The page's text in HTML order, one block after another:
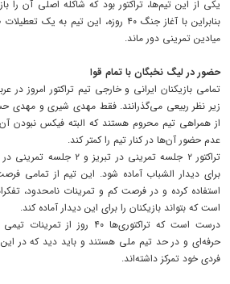
یکی از این تیم‌ها، تراکتور بود که شاکله اصلی آن
میادین تمرینی دور ماند.
حضور در لیگ نخبگان با تمام قوا
تمامی بازیکنان ایرانی و خارجی تیم تراکتور امروز در
زیر نظر ربیعی می‌گذرانند. فقط مهدی شیری و مهدی
از همراهی تیم محروم هستند که البته فیکس نبودن
عدم حضور آن‌ها در کنار تیم را کمتر کند.
تراکتور ۲ جلسه تمرینی در
برای دیدار الشباب آماده شود. این تیم از تمامی
استفاده کرده و در فرصت کم و تمرینات نامحدود،
است که بتواند بازیکنان را برای این دیدار آماده کند.
درست است که تراکتوری‌ها ۴۰ روز
حرفه‌ای و در حد تیم ملی هستند و باید دید که در
فردی خود تمرکز داشته‌اند.